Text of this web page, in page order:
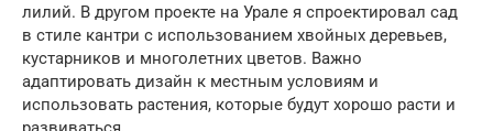
лилий. В другом проекте на Урале я спроектировал сад
в стиле кантри с использованием хвойных деревьев,
кустарников и многолетних цветов. Важно
адаптировать дизайн к местным условиям и
использовать растения, которые будут хорошо расти и